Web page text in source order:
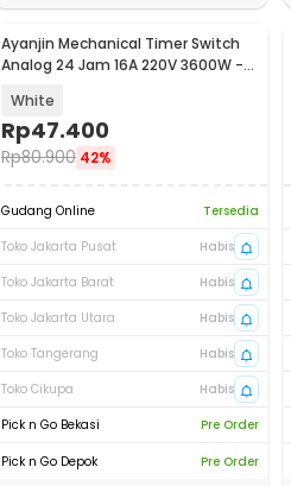
Ayanjin Mechanical Timer Switch
Analog 24 Jam 16A 220V 3600W -
White
Rp47.400
Rp80.900 42%
Gudang Online
Tersedia
Toko Jakarta Pusat
Habis
Toko Jakarta Barat
Habis
Toko Jakarta Utara
Habis
Toko Tangerang
Habis
Toko Cikupa
Habis
Pick n Go Bekasi
Pre Order
Pick n Go Depok
Pre Order